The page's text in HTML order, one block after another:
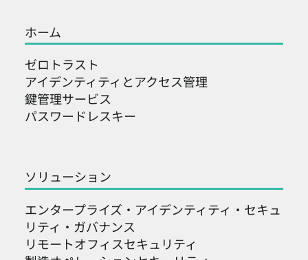
企業が最も困難な銀行や軍事顧客を獲得
ホーム
ゼロトラスト
アイデンティティとアクセス管理
鍵管理サービス
パスワードレスキー
ソリューション
エンタープライズ・アイデンティティ・セキュ
リティ・ガバナンス
リモートオフィスセキュリティ